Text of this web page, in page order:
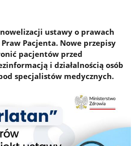
ustawy o prawach
Pacjenta. Nowe przepisy
pacjentów przed
i działalnością osób
specjalistów medycznych.